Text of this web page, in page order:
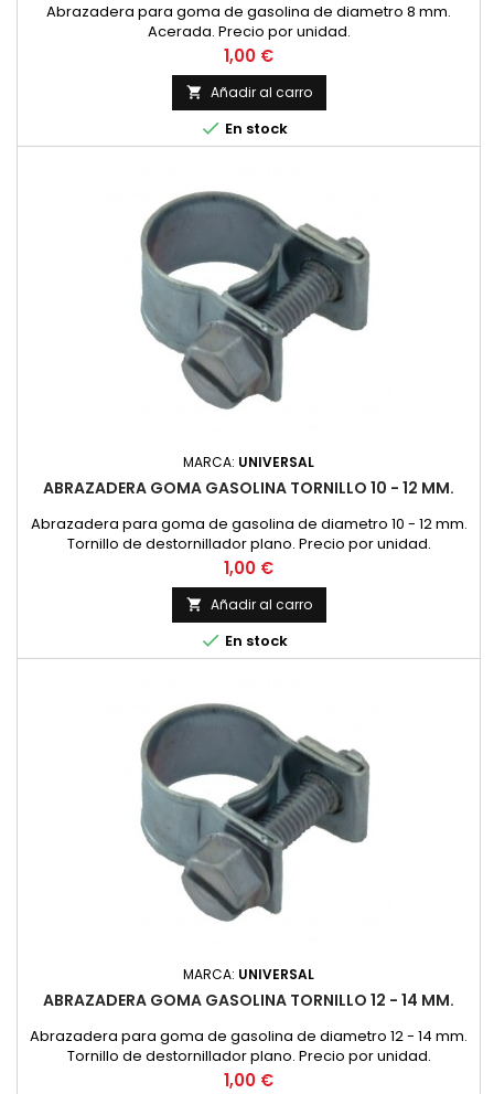
Abrazadera para goma de gasolina de diametro 8 mm.
Acerada. Precio por unidad.
Precio
1,00 €
 Añadir al carro
 En stock
MARCA: UNIVERSAL
ABRAZADERA GOMA GASOLINA TORNILLO 10 - 12 MM.
Abrazadera para goma de gasolina de diametro 10 - 12 mm.
Tornillo de destornillador plano. Precio por unidad.
Precio
1,00 €
 Añadir al carro
 En stock
MARCA: UNIVERSAL
ABRAZADERA GOMA GASOLINA TORNILLO 12 - 14 MM.
Abrazadera para goma de gasolina de diametro 12 - 14 mm.
Tornillo de destornillador plano. Precio por unidad.
Precio
1,00 €